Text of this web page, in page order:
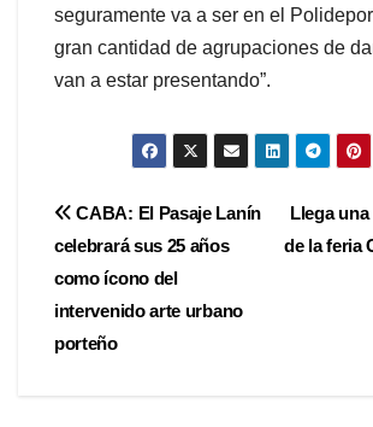
seguramente va a ser en el
gran cantidad de agrupaciones de
van a estar presentando”.
Navegación
de
entradas
Llega
de la feria
CABA: El Pasaje Lanín
celebrará sus 25 años
como ícono del
intervenido arte urbano
porteño